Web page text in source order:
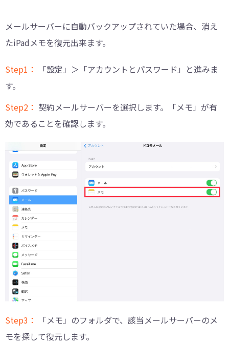
メールサーバーに自動バックアップされていた場合、消え
たiPadメモを復元出来ます。
Step1：
「設定」＞「アカウントとパスワード」と進みま
す。
Step2： 契約メールサーバーを選択します。「メモ」が有
効であることを確認します。
Step3：
「メモ」のフォルダで、該当メールサーバーのメ
モを探して復元します。